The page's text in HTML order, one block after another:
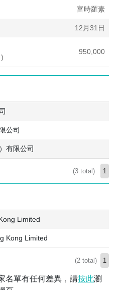
富時羅素
12月31日
950,000
公司
有限公司
(3 total) 1
Limited
Kong Limited
(2 total) 1
名單有任何差異，請按此瀏